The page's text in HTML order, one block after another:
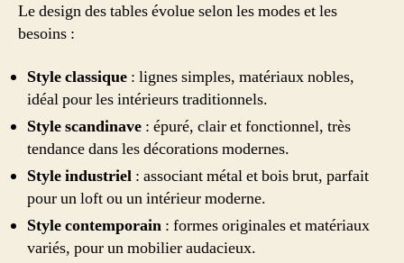
Le design des tables évolue selon les modes et les
besoins :
Style classique : lignes simples, matériaux nobles,
idéal pour les intérieurs traditionnels.
Style scandinave : épuré, clair et fonctionnel, très
tendance dans les décorations modernes.
Style industriel : associant métal et bois brut, parfait
pour un loft ou un intérieur moderne.
Style contemporain : formes originales et matériaux
variés, pour un mobilier audacieux.